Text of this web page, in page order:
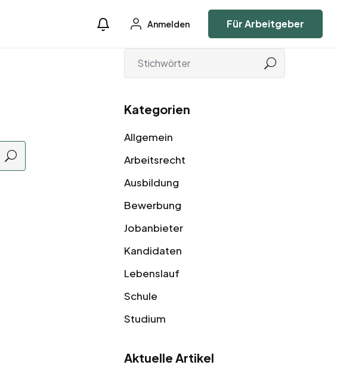
Anmelden Für Arbeitgeber
Kategorien
Allgemein
Arbeitsrecht
Ausbildung
Bewerbung
Jobanbieter
Kandidaten
Lebenslauf
Schule
Studium
Aktuelle Artikel